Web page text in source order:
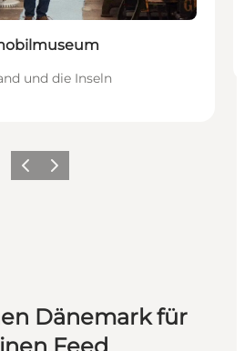
und die Inseln
ZurückWeiter
Dänemark für